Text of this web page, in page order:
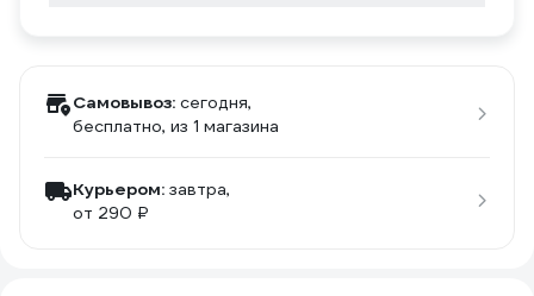
Самовывоз: сегодня,
бесплатно, из 1 магазина
Курьером: завтра,
от 290 ₽